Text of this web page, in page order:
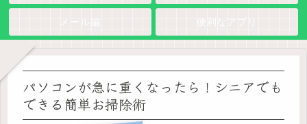
パソコンが急に重くなったら！シニアでも
できる簡単お掃除術